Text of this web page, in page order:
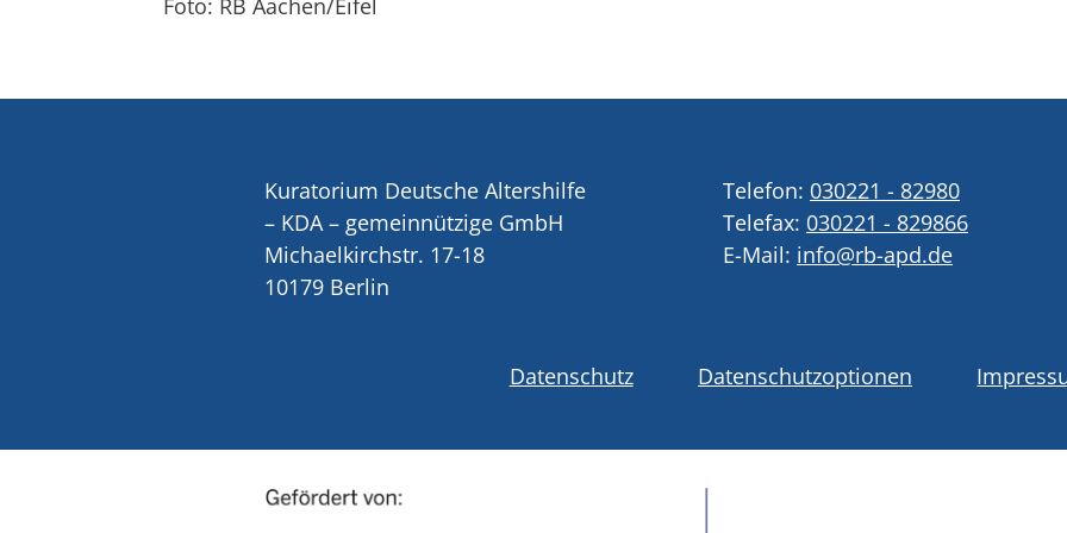
Foto: RB Aachen/Eifel
Kuratorium Deutsche Altershilfe
– KDA – gemeinnützige GmbH
Michaelkirchstr. 17-18
10179 Berlin
Telefon: 030221 - 82980
Telefax: 030221 - 829866
E-Mail: info@rb-apd.de
Datenschutz Datenschutzoptionen